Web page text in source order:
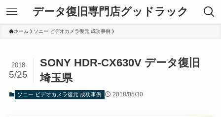
データ復旧専門店グッドラック
ホーム ソニー ビデオカメラ復元 成功事例
SONY HDR-CX630V データ復旧
埼玉県
2018
5/25
ソニー ビデオカメラ復元 成功事例 2018/05/30